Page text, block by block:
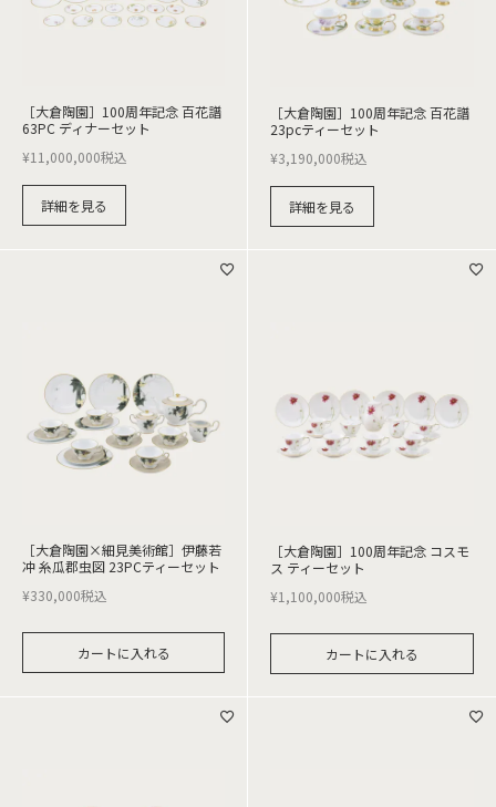
［大倉陶園］100周年記念 百花譜
63PC ディナーセット
¥11,000,000税込
詳細を見る
［大倉陶園］100周年記念 百花譜
23pcティーセット
¥3,190,000税込
詳細を見る
［大倉陶園×細見美術館］伊藤若
冲 糸瓜郡虫図 23PCティーセット
¥330,000税込
カートに入れる
［大倉陶園］100周年記念 コスモ
ス ティーセット
¥1,100,000税込
カートに入れる